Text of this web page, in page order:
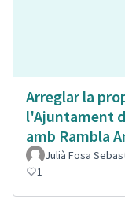
Arreglar la
l'Ajuntament
amb Rambla
Julià Fosa
1